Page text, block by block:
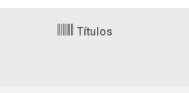
Títulos